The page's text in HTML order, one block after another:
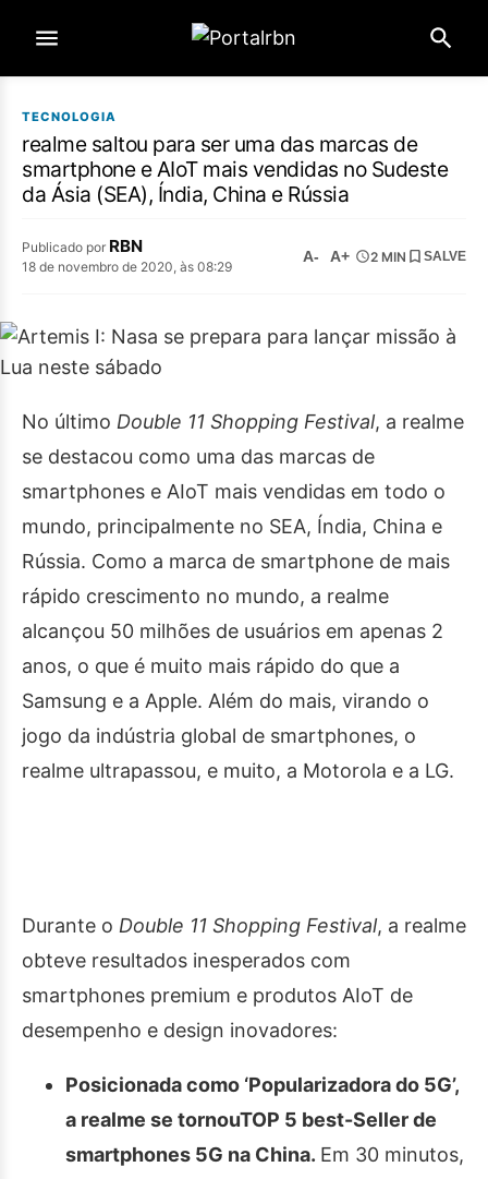
TECNOLOGIA
realme saltou para ser uma das marcas de
smartphone e AIoT mais vendidas no Sudeste
da Ásia (SEA), Índia, China e Rússia
Publicado por RBN
18 de novembro de 2020, às 08:29
A- A+ 2 MIN SALVE
No último Double 11 Shopping Festival, a realme
se destacou como uma das marcas de
smartphones e AIoT mais vendidas em todo o
mundo, principalmente no SEA, Índia, China e
Rússia. Como a marca de smartphone de mais
rápido crescimento no mundo, a realme
alcançou 50 milhões de usuários em apenas 2
anos, o que é muito mais rápido do que a
Samsung e a Apple. Além do mais, virando o
jogo da indústria global de smartphones, o
realme ultrapassou, e muito, a Motorola e a LG.
Durante o Double 11 Shopping Festival, a realme
obteve resultados inesperados com
smartphones premium e produtos AIoT de
desempenho e design inovadores:
Posicionada como ‘Popularizadora do 5G’,
a realme se tornouTOP 5 best-Seller de
smartphones 5G na China. Em 30 minutos,